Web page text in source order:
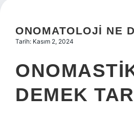
Hakkımızda
ONOMATOLOJI NE
Tarih: Kasım 2, 2024
DEMEK